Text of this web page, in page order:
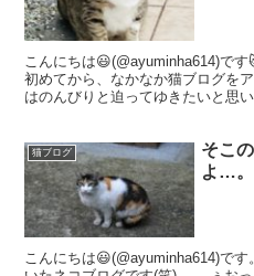
こんにちは😃(@ayuminha614)で
初めてから、なかなか猫ブログを
はのんびりと迫ってゆきたいと思
猫ブログ
そこ
よ…。
こんにちは😃(@ayuminha614)で